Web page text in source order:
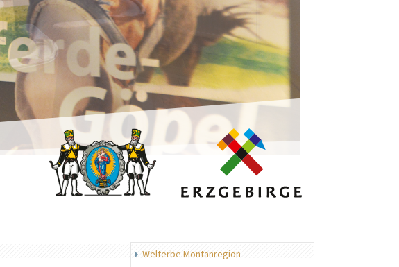
Welterbe Montanregion